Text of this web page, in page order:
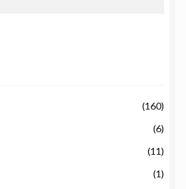
(160)
(6)
(11)
(1)